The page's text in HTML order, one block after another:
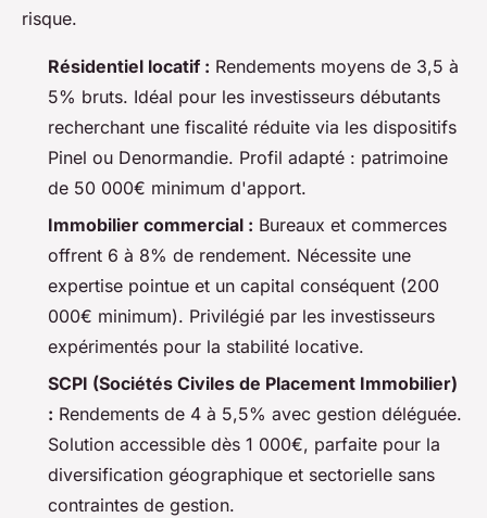
risque.
Résidentiel locatif : Rendements moyens de 3,5 à
5% bruts. Idéal pour les investisseurs débutants
recherchant une fiscalité réduite via les dispositifs
Pinel ou Denormandie. Profil adapté : patrimoine
de 50 000€ minimum d'apport.
Immobilier commercial : Bureaux et commerces
offrent 6 à 8% de rendement. Nécessite une
expertise pointue et un capital conséquent (200
000€ minimum). Privilégié par les investisseurs
expérimentés pour la stabilité locative.
SCPI (Sociétés Civiles de Placement Immobilier)
: Rendements de 4 à 5,5% avec gestion déléguée.
Solution accessible dès 1 000€, parfaite pour la
diversification géographique et sectorielle sans
contraintes de gestion.